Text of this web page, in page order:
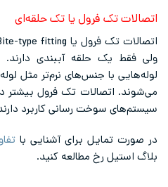
اتصالات تک فرول یا تک حلقه‌ای
ولی فقط یک حلقه آببندی دارند.
لوله‌هایی با جنس‌های نرم‌تر مثل
می‌شوند. اتصالات تک فرول بیشتر
سیستم‌های سوخت رسانی کاربرد
در صورت تمایل برای آشنایی با
بلاگ استیل رخ مطالعه کنید.